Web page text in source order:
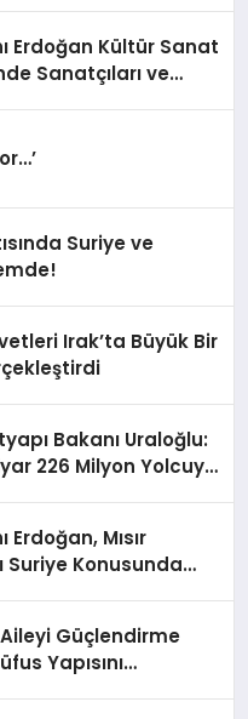
Erdoğan Kültür Sanat
Sanatçıları ve
Suriye ve
Irak’ta Büyük Bir
Bakanı Uraloğlu:
226 Milyon Yolcuya
Mısır
Suriye Konusunda
Güçlendirme
Yapısını